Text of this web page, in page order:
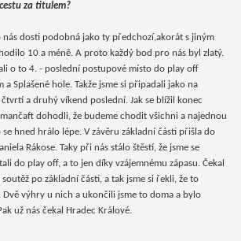
za titulem?
nás dosti podobná jako ty předchozí,akorát s jiným
10 a méně. A proto každý bod pro nás byl zlatý.
o to 4. - poslední postupové místo do play off
a Splašené hole. Takže jsme si připadali jako na
a druhý víkend poslední. Jak se blížil konec
mančaft dohodli, že budeme chodit všichni a najednou
hned hrálo lépe. V závěru základní části přišla do
Rákose. Taky při nás stálo štěstí, že jsme se
do play off, a to jen díky vzájemnému zápasu. Čekal
po základní části, a tak jsme si řekli, že to
Dvě výhry u nich a ukončili jsme to doma a bylo
už nás čekal Hradec Králové.